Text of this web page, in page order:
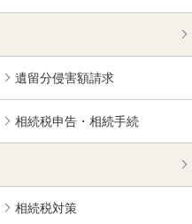
遺留分侵害額請求
相続税申告・相続手続
相続税対策